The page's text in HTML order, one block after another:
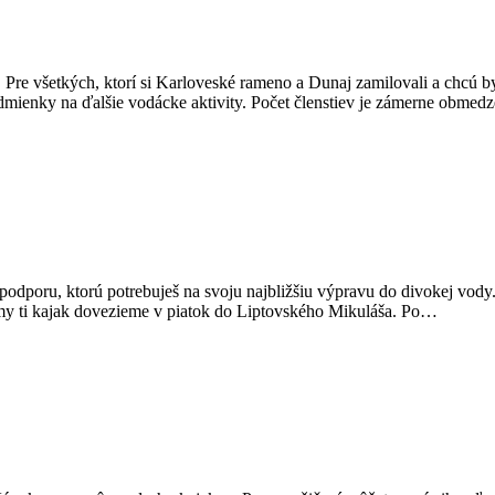
všetkých, ktorí si Karloveské rameno a Dunaj zamilovali a
na ďalšie vodácke aktivity. Počet členstiev je zámerne
ktorú potrebuješ na svoju najbližšiu výpravu do divokej
ti kajak dovezieme v piatok do Liptovského Mikuláša. Po…